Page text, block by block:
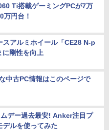
Ti搭載ゲーミングPCが7万
万円台！
スアルミホイール「CE28 N-p
剛性を向上
中古PC情報はこのページで
デー過去最安! Anker注目プ
デルを使ってみた